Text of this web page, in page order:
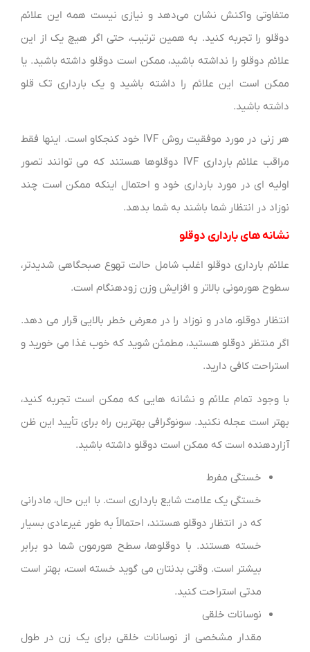
متفاوتی واکنش نشان می‌دهد و نیازی نیست همه این علائم
دوقلو را تجربه کنید. به همین ترتیب، حتی اگر هیچ یک از این
علائم دوقلو را نداشته باشید، ممکن است دوقلو داشته باشید. یا
ممکن است این علائم را داشته باشید و یک بارداری تک قلو
داشته باشید.
هر زنی در مورد موفقیت روش IVF خود کنجکاو است. اینها فقط
مراقب علائم بارداری IVF دوقلوها هستند که می توانند تصور
اولیه ای در مورد بارداری خود و احتمال اینکه ممکن است چند
نوزاد در انتظار شما باشند به شما بدهد.
نشانه های بارداری دوقلو
علائم بارداری دوقلو اغلب شامل حالت تهوع صبحگاهی شدیدتر،
سطوح هورمونی بالاتر و افزایش وزن زودهنگام است.
انتظار دوقلو، مادر و نوزاد را در معرض خطر بالایی قرار می دهد.
اگر منتظر دوقلو هستید، مطمئن شوید که خوب غذا می خورید و
استراحت کافی دارید.
با وجود تمام علائم و نشانه هایی که ممکن است تجربه کنید،
بهتر است عجله نکنید. سونوگرافی بهترین راه برای تأیید این ظن
آزاردهنده است که ممکن است دوقلو داشته باشید.
خستگی مفرط
خستگی یک علامت شایع بارداری است. با این حال، مادرانی
که در انتظار دوقلو هستند، احتمالاً به طور غیرعادی بسیار
خسته هستند. با دوقلوها، سطح هورمون شما دو برابر
بیشتر است. وقتی بدنتان می گوید خسته است، بهتر است
مدتی استراحت کنید.
نوسانات خلقی
مقدار مشخصی از نوسانات خلقی برای یک زن در طول